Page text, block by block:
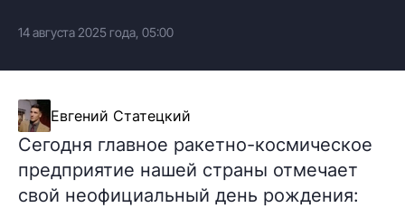
14 августа 2025 года, 05:00
Евгений Статецкий
Сегодня главное ракетно-космическое
предприятие нашей страны отмечает
свой неофициальный день рождения: